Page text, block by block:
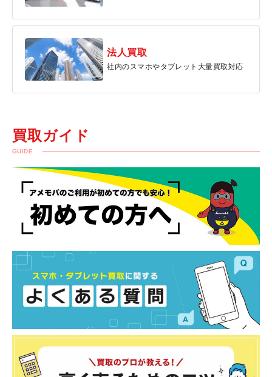
法人買取
社内のスマホやタブレット大量買取対応
買取ガイド
GUIDE